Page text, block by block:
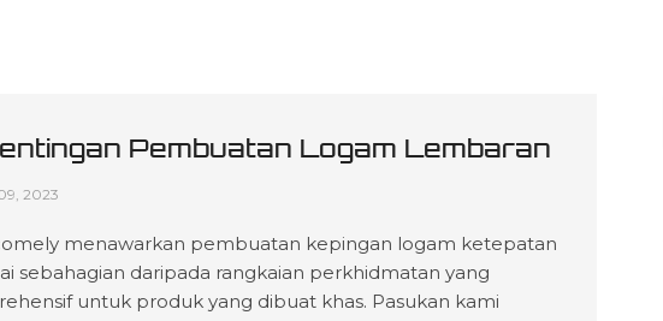
Pembuatan Logam Lembaran
2023
menawarkan pembuatan kepingan logam ketepatan
sebahagian daripada rangkaian perkhidmatan yang
untuk produk yang dibuat khas. Pasukan kami